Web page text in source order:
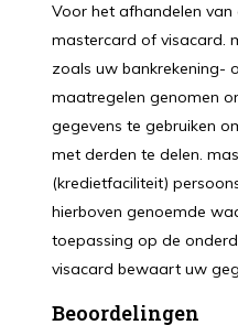
Voor het afhandelen
mastercard of visacard.
zoals uw bankrekening-
maatregelen genomen
gegevens te gebruiken
met derden te delen.
(kredietfaciliteit)
hierboven genoemde
toepassing op de
visacard bewaart uw
Beoordelingen